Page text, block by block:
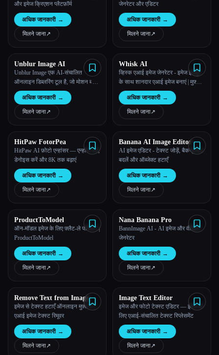
और इमेज क्रिएशन प्लैटफ़ॉर्म
अधिक जानकारी →
मिलने जाना↗︎
जेनरेटर और एडिटर
अधिक जानकारी →
मिलने जाना↗︎
Unblur Image AI
Unblur Image एक AI-संचालित
ऑनलाइन डिब्लरिंग टूल है, जो मोशन ब्लर,
फोकस से हट जाने वाले शॉट्स और लो-
लाइट सॉफ़्टनेस को कुछ ही सेकंड में ठीक
कर देता है। यह पुरानी तस्वीरों को रीस्टोर
करता है, टेक्स्ट की स्पष्टता को बेहतर
अधिक जानकारी →
मिलने जाना↗︎
Whisk AI
व्हिस्क एआई इमेज जेनरेटर - इमेज इनपुट
के साथ शानदार एआई इमेज बनाएं | मुफ़्त
ऑनलाइन टूल
अधिक जानकारी →
मिलने जाना↗︎
HitPaw FotorPea
HitPaw AI फ़ोटो एन्हांसर — एन्हांस करें,
डेनोइस करें और 8K तक बढ़ाएं
अधिक जानकारी →
मिलने जाना↗︎
Banana AI Image Editor
AI इमेज एडिटर - टेक्स्ट जोड़ें, बैकग्राउंड
बदलें और ऑब्जेक्ट हटाएँ
अधिक जानकारी →
मिलने जाना↗︎
ProductToModel
ऑन-मॉडल इमेज के लिए फ़्लैट-ले परिधान |
ProductToModel
अधिक जानकारी →
मिलने जाना↗︎
Nana Banana Pro
BannImage AI - AI इमेज और वीडियो
जेनरेटर
अधिक जानकारी →
मिलने जाना↗︎
Remove Text from Image
इमेज से टेक्स्ट हटाएँ ऑनलाइन मुफ़्त में |
एआई इमेज टेक्स्ट रिमूवर
अधिक जानकारी →
मिलने जाना↗︎
Image Text Editor
इमेज और फोटो टेक्स्ट एडिटर — इमेज के
लिए एआई-संचालित टेक्स्ट रिप्लेसमेंट
अधिक जानकारी →
मिलने जाना↗︎